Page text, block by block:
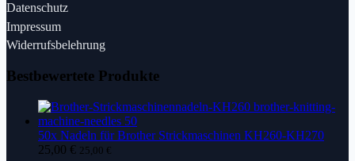
Datenschutz
Impressum
Widerrufsbelehrung
Bestbewertete Produkte
50x Nadeln für Brother Strickmaschinen KH260-KH270
25,00 € 25,00 €